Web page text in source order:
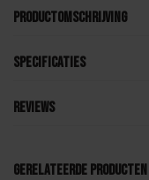
Productomschrijving
Specificaties
Reviews
Gerelateerde producten